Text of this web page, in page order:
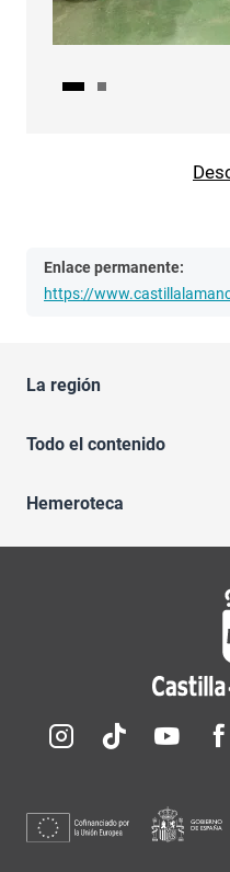
Enlace permanente:
https://
La región
Todo el contenido
Hemeroteca
Redes sociales